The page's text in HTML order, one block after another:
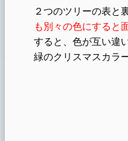
２つのツリーの表と
も別々の色にすると
すると、色が互い違
緑のクリスマスカラ